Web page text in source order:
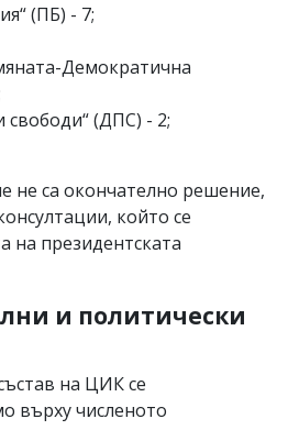
(ПБ) - 7;
Демократична
(ДПС) - 2;
не са окончателно решение,
който се
на президентската
и политически
на ЦИК се
върху численото